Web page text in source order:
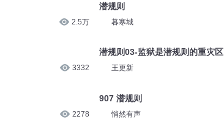
2.5万
3332
2278
潜规则
暮寒城
潜规则03-监狱是潜规则的重灾区
王更新
907 潜规则
悄然有声